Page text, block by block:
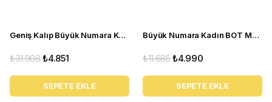
Geniş Kalıp Büyük Numara Kadın BOT GS1313 Bebe Mavi
₺4.851
₺31.908
SEPETE EKLE
Büyük Numara Kadın BOT MF1720 siyah rugan
₺4.990
₺11.685
SEPETE EKLE